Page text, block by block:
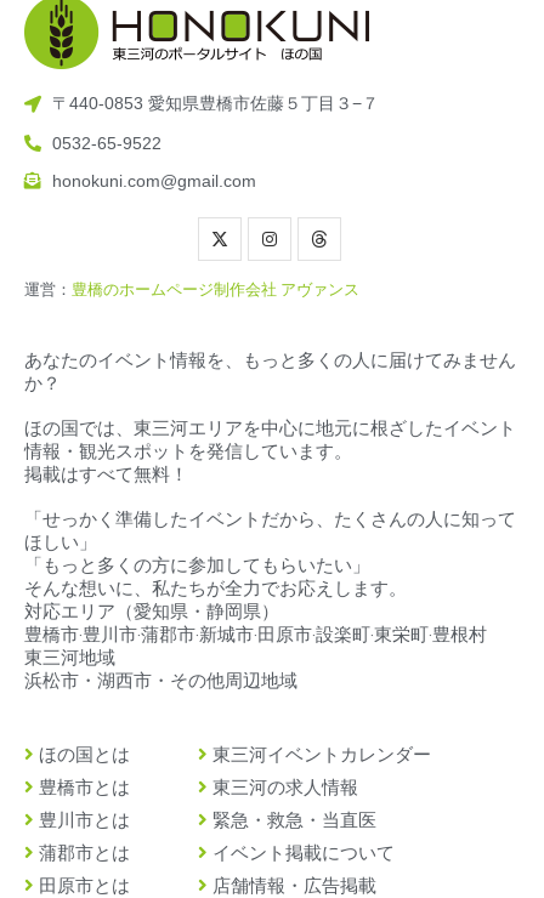
〒440-0853 愛知県豊橋市佐藤５丁目３−７
0532-65-9522
honokuni.com@gmail.com
運営： 豊橋のホームページ制作会社 アヴァンス
あなたのイベント情報を、もっと多くの人に届けてみません
か？
ほの国では、東三河エリアを中心に地元に根ざしたイベント
情報・観光スポットを発信しています。
掲載はすべて無料！
「せっかく準備したイベントだから、たくさんの人に知って
ほしい」
「もっと多くの方に参加してもらいたい」
そんな想いに、私たちが全力でお応えします。
対応エリア（愛知県・静岡県）
豊橋市‧豊川市‧蒲郡市‧新城市‧田原市‧設楽町‧東栄町‧豊根村
東三河地域
浜松市・湖西市・その他周辺地域
ほの国とは
豊橋市とは
豊川市とは
蒲郡市とは
田原市とは
東三河イベントカレンダー
東三河の求人情報
緊急・救急・当直医
イベント掲載について
店舗情報・広告掲載